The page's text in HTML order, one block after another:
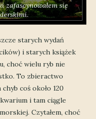
zafascynowałem się
starych wydań
i starych książek
choć wielu ryb nie
To zbieractwo
coś około 120
i tam ciągle
Czytałem, choć